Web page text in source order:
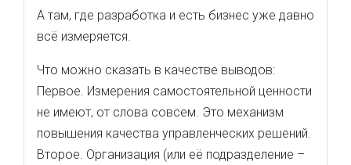
А там, где разработка и есть бизнес уже давно
всё измеряется.
Что можно сказать в качестве выводов:
Первое. Измерения самостоятельной ценности
не имеют, от слова совсем. Это механизм
повышения качества управленческих решений.
Второе. Организация (или её подразделение –